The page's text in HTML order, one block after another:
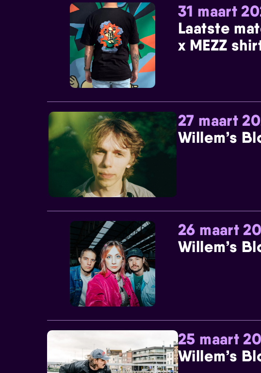
31 maart
Laatste
x MEZZ
27 maart
Willem’s
26 maart
Willem’s
25 maart
Willem’s